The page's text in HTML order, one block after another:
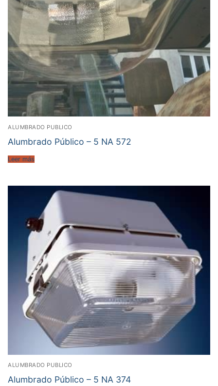
ALUMBRADO PUBLICO
Alumbrado Público – 5 NA 572
Leer más
ALUMBRADO PUBLICO
Alumbrado Público – 5 NA 374